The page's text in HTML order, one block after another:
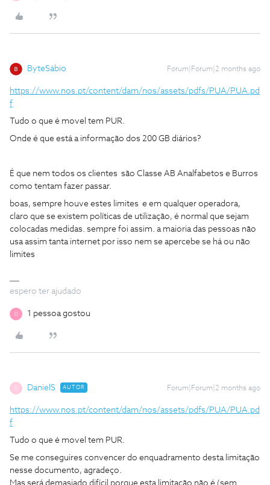
ByteSábio Forum|Forum|2 months ago
https://www.nos.pt/content/dam/nos/assets/pdfs/PUA/PUA.pd
f
Tudo o que é movel tem PUR.
Onde é que está a informação dos 200 GB diários?
É que nem todos os clientes são Classe AB Analfabetos e Burros
como tentam fazer passar.
boas, sempre houve estes limites e em qualquer operadora,
claro que se existem políticas de utilização, é normal que sejam
colocadas medidas. sempre foi assim. a maioria das pessoas não
usa assim tanta internet por isso nem se apercebe se há ou não
limites
espero ter ajudado
D 1 pessoa gostou
D DanielS AUTOR Forum|Forum|2 months ago
https://www.nos.pt/content/dam/nos/assets/pdfs/PUA/PUA.pd
f
Tudo o que é movel tem PUR.
Se me conseguires convencer do enquadramento desta limitação
nesse documento, agradeço.